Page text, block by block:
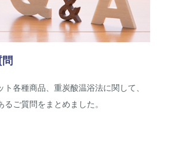
ト各種商品、重炭酸温浴法に関して、
るご質問をまとめました。